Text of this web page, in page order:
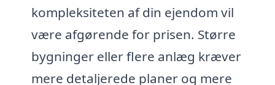
kompleksiteten af din ejendom vil
være afgørende for prisen. Større
bygninger eller flere anlæg kræver
mere detaljerede planer og mere